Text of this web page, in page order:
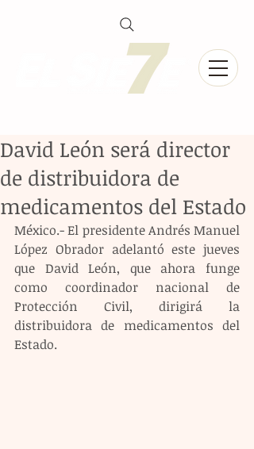
David León será director
de distribuidora de
medicamentos del Estado
México.- El presidente Andrés Manuel
López Obrador adelantó este jueves
que David León, que ahora funge
como coordinador nacional de
Protección Civil, dirigirá la
distribuidora de medicamentos del
Estado.